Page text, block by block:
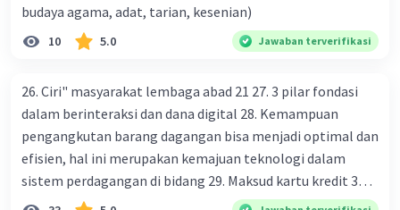
budaya agama, adat, tarian, kesenian)
10 5.0 Jawaban terverifikasi
26. Ciri" masyarakat lembaga abad 21 27. 3 pilar fondasi
dalam berinteraksi dan dana digital 28. Kemampuan
pengangkutan barang dagangan bisa menjadi optimal dan
efisien, hal ini merupakan kemajuan teknologi dalam
sistem perdagangan di bidang 29. Maksud kartu kredit 30.
Manfaat penggunaan teknologi informasi di bidang